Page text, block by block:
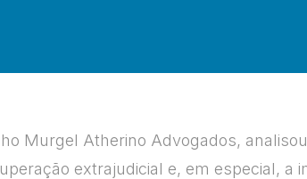
Murgel Atherino Advogados,
extrajudicial e, em especial,